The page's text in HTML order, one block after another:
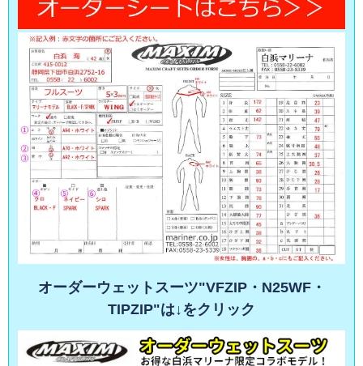
オーダーウェットスーツ"VFZIP・N25WF・
TIPZIP"は↓をクリック